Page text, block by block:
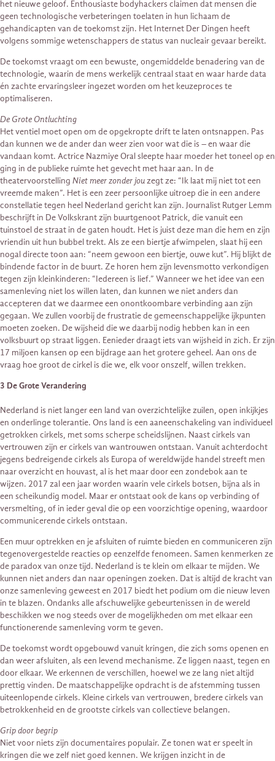
het nieuwe geloof. Enthousiaste bodyhackers claimen dat mensen die
geen technologische verbeteringen toelaten in hun lichaam de
gehandicapten van de toekomst zijn. Het Internet Der Dingen heeft
volgens sommige wetenschappers de status van nucleair gevaar bereikt.
De toekomst vraagt om een bewuste, ongemiddelde benadering van de
technologie, waarin de mens werkelijk centraal staat en waar harde data
én zachte ervaringsleer ingezet worden om het keuzeproces te
optimaliseren.
De Grote Ontluchting
Het ventiel moet open om de opgekropte drift te laten ontsnappen. Pas
dan kunnen we de ander dan weer zien voor wat die is – en waar die
vandaan komt. Actrice Nazmiye Oral sleepte haar moeder het toneel op en
ging in de publieke ruimte het gevecht met haar aan. In de
theatervoorstelling Niet meer zonder jouzegt ze: “Ik laat mij niet tot een
vreemde maken”. Het is een zeer persoonlijke uitroep die in een andere
constellatie tegen heel Nederland gericht kan zijn. Journalist Rutger Lemm
beschrijft in De Volkskrant zijn buurtgenoot Patrick, die vanuit een
tuinstoel de straat in de gaten houdt. Het is juist deze man die hem en zijn
vriendin uit hun bubbel trekt. Als ze een biertje afwimpelen, slaat hij een
nogal directe toon aan: “neem gewoon een biertje, ouwe kut”. Hij blijkt de
bindende factor in de buurt. Ze horen hem zijn levensmotto verkondigen
tegen zijn kleinkinderen: “Iedereen is lief.” Wanneer we het idee van een
samenleving niet los willen laten, dan kunnen we niet anders dan
accepteren dat we daarmee een onontkoombare verbinding aan zijn
gegaan. We zullen voorbij de frustratie de gemeenschappelijke ijkpunten
moeten zoeken. De wijsheid die we daarbij nodig hebben kan in een
volksbuurt op straat liggen. Eenieder draagt iets van wijsheid in zich. Er zijn
17 miljoen kansen op een bijdrage aan het grotere geheel. Aan ons de
vraag hoe groot de cirkel is die we, elk voor onszelf, willen trekken.
3 De Grote Verandering
Nederland is niet langer een land van overzichtelijke zuilen, open inkijkjes
en onderlinge tolerantie. Ons land is een aaneenschakeling van individueel
getrokken cirkels, met soms scherpe scheidslijnen. Naast cirkels van
vertrouwen zijn er cirkels van wantrouwen ontstaan. Vanuit achterdocht
jegens bedreigende cirkels als Europa of wereldwijde handel streeft men
naar overzicht en houvast, al is het maar door een zondebok aan te
wijzen. 2017 zal een jaar worden waarin vele cirkels botsen, bijna als in
een scheikundig model. Maar er ontstaat ook de kans op verbinding of
versmelting, of in ieder geval die op een voorzichtige opening, waardoor
communicerende cirkels ontstaan.
Een muur optrekken en je afsluiten of ruimte bieden en communiceren zijn
tegenovergestelde reacties op eenzelfde fenomeen. Samen kenmerken ze
de paradox van onze tijd. Nederland is te klein om elkaar te mijden. We
kunnen niet anders dan naar openingen zoeken. Dat is altijd de kracht van
onze samenleving geweest en 2017 biedt het podium om die nieuw leven
in te blazen. Ondanks alle afschuwelijke gebeurtenissen in de wereld
beschikken we nog steeds over de mogelijkheden om met elkaar een
functionerende samenleving vorm te geven.
De toekomst wordt opgebouwd vanuit kringen, die zich soms openen en
dan weer afsluiten, als een levend mechanisme. Ze liggen naast, tegen en
door elkaar. We erkennen de verschillen, hoewel we ze lang niet altijd
prettig vinden. De maatschappelijke opdracht is de afstemming tussen
uiteenlopende cirkels. Kleine cirkels van vertrouwen, bredere cirkels van
betrokkenheid en de grootste cirkels van collectieve belangen.
Grip door begrip
Niet voor niets zijn documentaires populair. Ze tonen wat er speelt in
kringen die we zelf niet goed kennen. We krijgen inzicht in de